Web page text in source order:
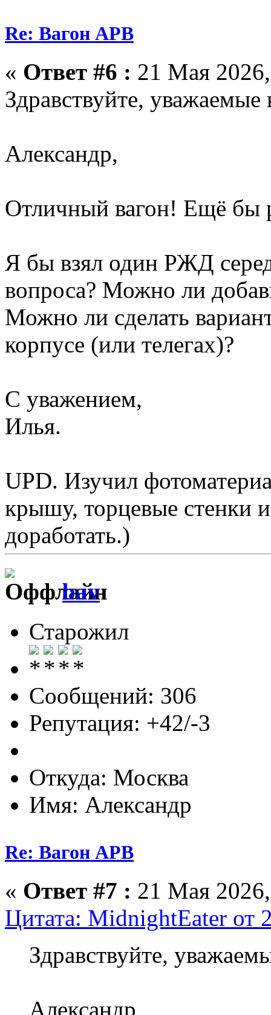
Re: Вагон АРВ
« Ответ #6 : 21 Мая
Здравствуйте, уважаемые
Александр,
Отличный вагон! Ещё бы
Я бы взял один РЖД
вопроса? Можно ли
Можно ли сделать
корпусе (или телегах)?
С уважением,
Илья.
UPD. Изучил
крышу, торцевые стенки
доработать.)
bav
Старожил
Сообщений: 306
Репутация: +42/-3
Откуда: Москва
Имя: Александр
Re: Вагон АРВ
« Ответ #7 : 21 Мая
Цитата: MidnightEater от
Здравствуйте,
Александр,